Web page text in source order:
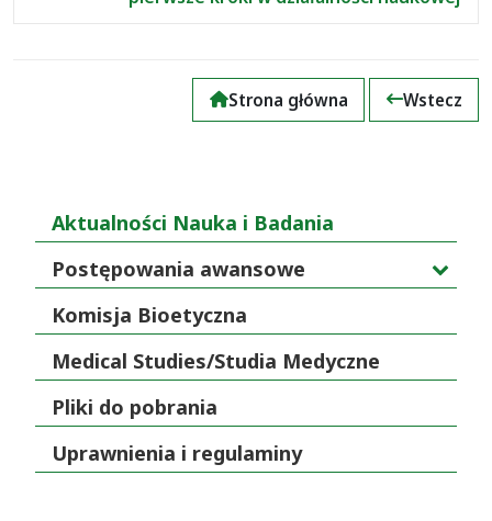
Strona główna Wstecz
Aktualności Nauka i Badania
Postępowania awansowe
Komisja Bioetyczna
Medical Studies/Studia Medyczne
Pliki do pobrania
Uprawnienia i regulaminy